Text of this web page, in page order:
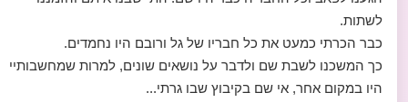
לשתות.
כבר הכרתי כמעט את כל חבריו של גל ורובם היו נחמדים.
כך המשכנו לשבת שם ולדבר על נושאים שונים, למרות שמחשבותיי
היו במקום אחר, אי שם בקיבוץ שבו גרתי...